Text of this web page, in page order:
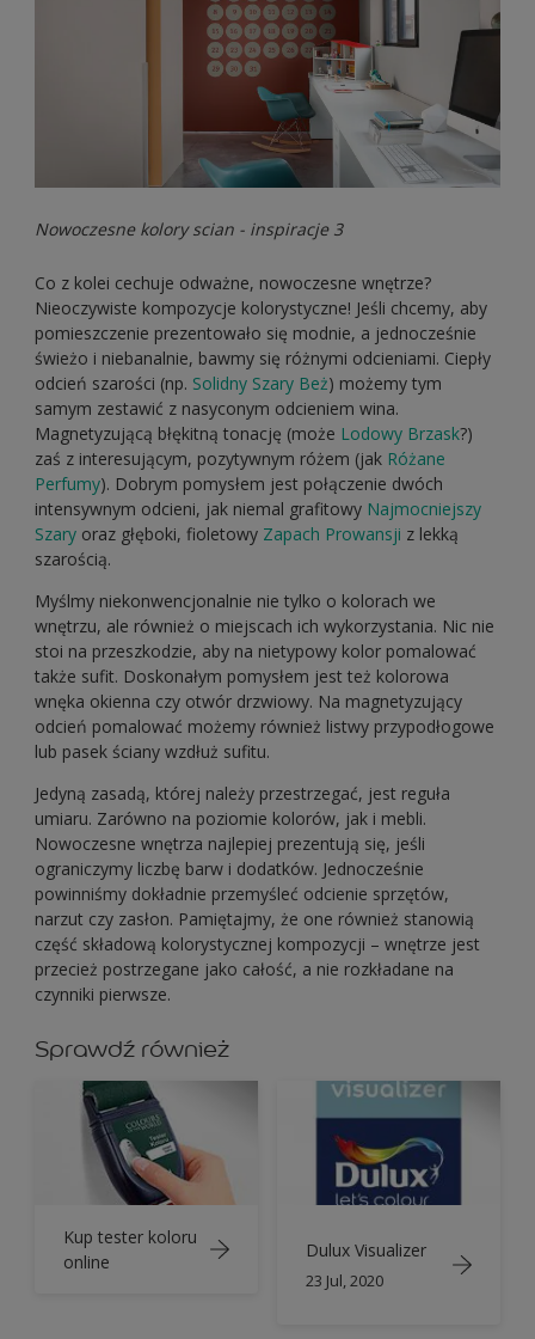
Nowoczesne kolory scian - inspiracje 3
Co z kolei cechuje odważne, nowoczesne wnętrze?
Nieoczywiste kompozycje kolorystyczne! Jeśli chcemy, aby
pomieszczenie prezentowało się modnie, a jednocześnie
świeżo i niebanalnie, bawmy się różnymi odcieniami. Ciepły
odcień szarości (np. Solidny Szary Beż) możemy tym
samym zestawić z nasyconym odcieniem wina.
Magnetyzującą błękitną tonację (może Lodowy Brzask?)
zaś z interesującym, pozytywnym różem (jak Różane
Perfumy). Dobrym pomysłem jest połączenie dwóch
intensywnym odcieni, jak niemal grafitowy Najmocniejszy
Szary oraz głęboki, fioletowy Zapach Prowansji z lekką
szarością.
Myślmy niekonwencjonalnie nie tylko o kolorach we
wnętrzu, ale również o miejscach ich wykorzystania. Nic nie
stoi na przeszkodzie, aby na nietypowy kolor pomalować
także sufit. Doskonałym pomysłem jest też kolorowa
wnęka okienna czy otwór drzwiowy. Na magnetyzujący
odcień pomalować możemy również listwy przypodłogowe
lub pasek ściany wzdłuż sufitu.
Jedyną zasadą, której należy przestrzegać, jest reguła
umiaru. Zarówno na poziomie kolorów, jak i mebli.
Nowoczesne wnętrza najlepiej prezentują się, jeśli
ograniczymy liczbę barw i dodatków. Jednocześnie
powinniśmy dokładnie przemyśleć odcienie sprzętów,
narzut czy zasłon. Pamiętajmy, że one również stanowią
część składową kolorystycznej kompozycji – wnętrze jest
przecież postrzegane jako całość, a nie rozkładane na
czynniki pierwsze.
Sprawdź również
Kup tester koloru
online
Dulux Visualizer
23 Jul, 2020